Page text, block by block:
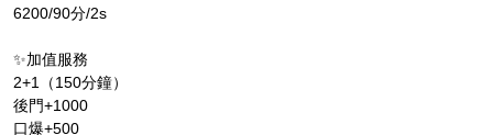
6200/90分/2s
✨加值服務
2+1（150分鐘）
後門+1000
口爆+500